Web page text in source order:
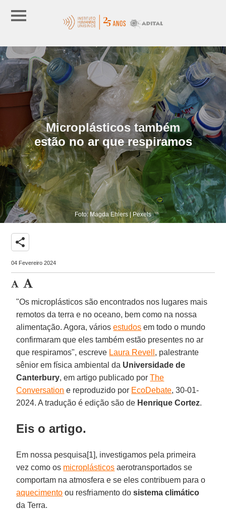
Microplásticos também
estão no ar que respiramos
Foto: Magda Ehlers | Pexels
share
04 Fevereiro 2024
"Os microplásticos são encontrados nos lugares mais
remotos da terra e no oceano, bem como na nossa
alimentação. Agora, váriosestudos em todo o mundo
confirmaram que eles também estão presentes no ar
que respiramos", escreve Laura Revell , palestrante
sênior em física ambiental da Universidade de
Canterbury, em artigo publicado porThe
Conversation e reproduzido por EcoDebate, 30-01-
2024. A tradução é edição são de Henrique Cortez.
Eis o artigo.
Em nossa pesquisa[1], investigamos pela primeira
vez como os microplásticos aerotransportados se
comportam na atmosfera e se eles contribuem para o
aquecimento ou resfriamento dosistema climático
da Terra.